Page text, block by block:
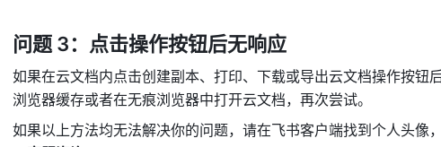
问题 3：点击操作按钮后无响应
如果在云文档内点击创建副本、打印、下载或导出云文档操作按钮
浏览器缓存或者在无痕浏览器中打开云文档，再次尝试。
如果以上方法均无法解决你的问题，请在飞书客户端找到个人头像